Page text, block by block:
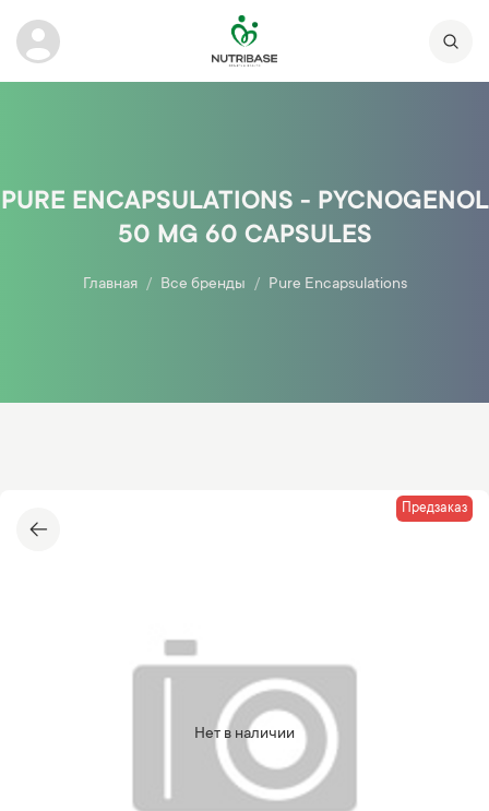
PURE ENCAPSULATIONS - PYCNOGENOL
50 MG 60 CAPSULES
Главная Все бренды Pure Encapsulations
Нет в наличии
Предзаказ